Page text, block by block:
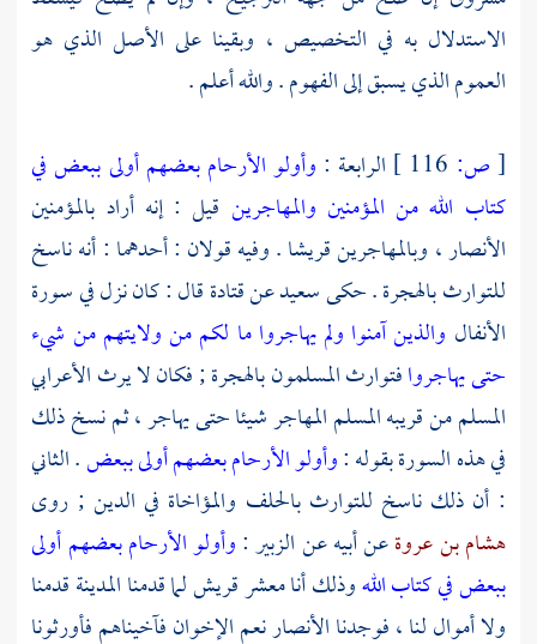
الاستدلال به في التخصيص ، وبقينا على الأصل الذي هو
العموم الذي يسبق إلى الفهوم . والله أعلم .
[ص: الرابعة : وأولو الأرحام بعضهم أولى ببعض في
كتاب الله من المؤمنين والمهاجرين قيل : إنه أراد بالمؤمنين
الأنصار ، وبالمهاجرينقريشا. وفيه قولان : أحدهما : أنه ناسخ
للتوارث بالهجرة . حكىسعيدعنقتادةقال : كان نزل في سورة
الأنفال والذين آمنوا ولم يهاجروا ما لكم من ولايتهم من شيء
حتى يهاجروافتوارث المسلمون بالهجرة ; فكان لا يرث الأعرابي
المسلم من قريبه المسلم المهاجر شيئا حتى يهاجر ، ثم نسخ ذلك
في هذه السورة بقوله :وأولو الأرحام بعضهم أولى ببعض. الثاني
: أن ذلك ناسخ للتوارث بالحلف والمؤاخاة في الدين ; روى
هشام بن عروةعن أبيه عنالزبير:وأولو الأرحام بعضهم أولى
ببعض في كتاب اللهوذلك أنا معشرقريشلما قدمناالمدينةقدمنا
ولا أموال لنا ، فوجدنا الأنصار نعم الإخوان فآخيناهم فأورثونا